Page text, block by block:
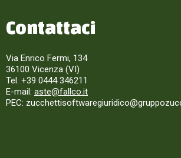
Contattaci
Via Enrico Fermi, 134
36100 Vicenza (VI)
Tel. +39 0444 346211
E-mail: aste@fallco.it
PEC: